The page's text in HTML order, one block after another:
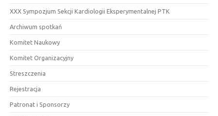
XXX Sympozjum Sekcji Kardiologii Eksperymentalnej PTK
Archiwum spotkań
Komitet Naukowy
Komitet Organizacyjny
Streszczenia
Rejestracja
Patronat i Sponsorzy